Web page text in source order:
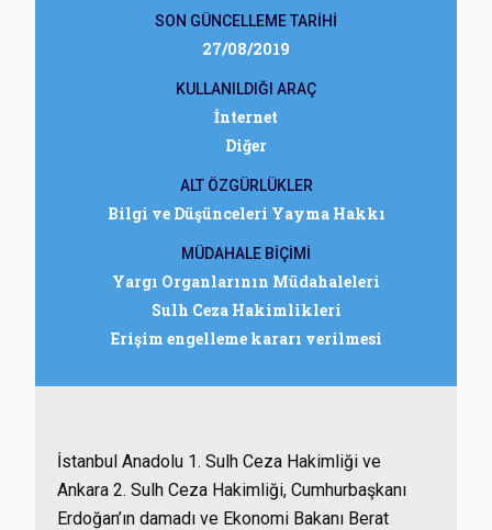
SON GÜNCELLEME TARİHİ
27/08/2019
KULLANILDIĞI ARAÇ
İnternet
Diğer
ALT ÖZGÜRLÜKLER
Bilgi ve Düşünceleri Yayma Hakkı
MÜDAHALE BİÇİMİ
Yargı Organlarının Müdahaleleri
Sulh Ceza Hakimlikleri
Erişim engelleme kararı verilmesi
İstanbul Anadolu 1. Sulh Ceza Hakimliği ve
Ankara 2. Sulh Ceza Hakimliği, Cumhurbaşkanı
Erdoğan’ın damadı ve Ekonomi Bakanı Berat